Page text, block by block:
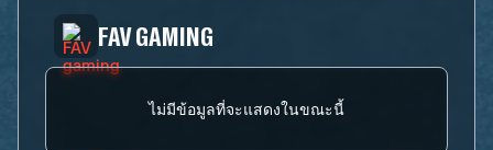
FAV GAMING
ไม่มีข้อมูลที่จะแสดงในขณะนี้